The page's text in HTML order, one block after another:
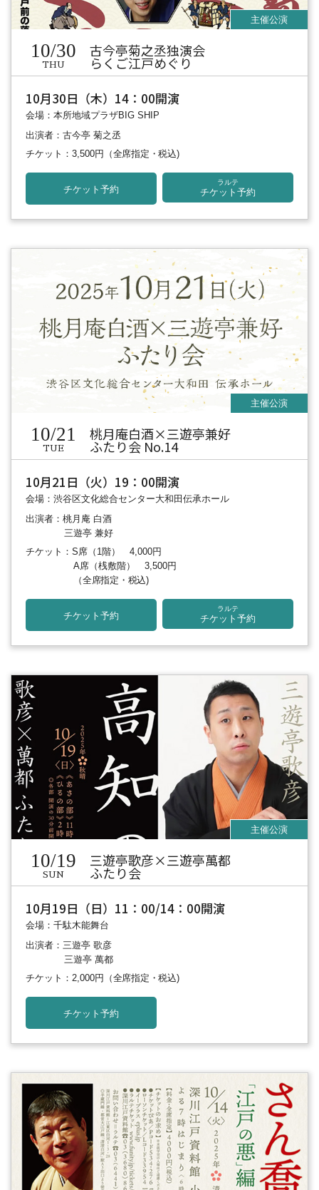
10/30
THU
古今亭菊之丞独演会
らくご江戸めぐり
10月30日（木）14：00開演
会場：本所地域プラザBIG SHIP
出演者：古今亭 菊之丞
チケット：3,500円 （全席指定・税込)
チケット予約
ラルテ
チケット予約
10/21
TUE
桃月庵白酒×三遊亭兼好
ふたり会 No.14
10月21日（火）19：00開演
会場：渋谷区文化総合センター大和田伝承ホール
出演者：桃月庵 白酒
三遊亭 兼好
チケット：S席（1階） 4,000円
A席（桟敷階） 3,500円
（全席指定・税込)
チケット予約
ラルテ
チケット予約
10/19
SUN
三遊亭歌彦×三遊亭萬都
ふたり会
10月19日（日）11：00/14：00開演
会場：千駄木能舞台
出演者：三遊亭 歌彦
三遊亭 萬都
チケット：2,000円 （全席指定・税込)
チケット予約